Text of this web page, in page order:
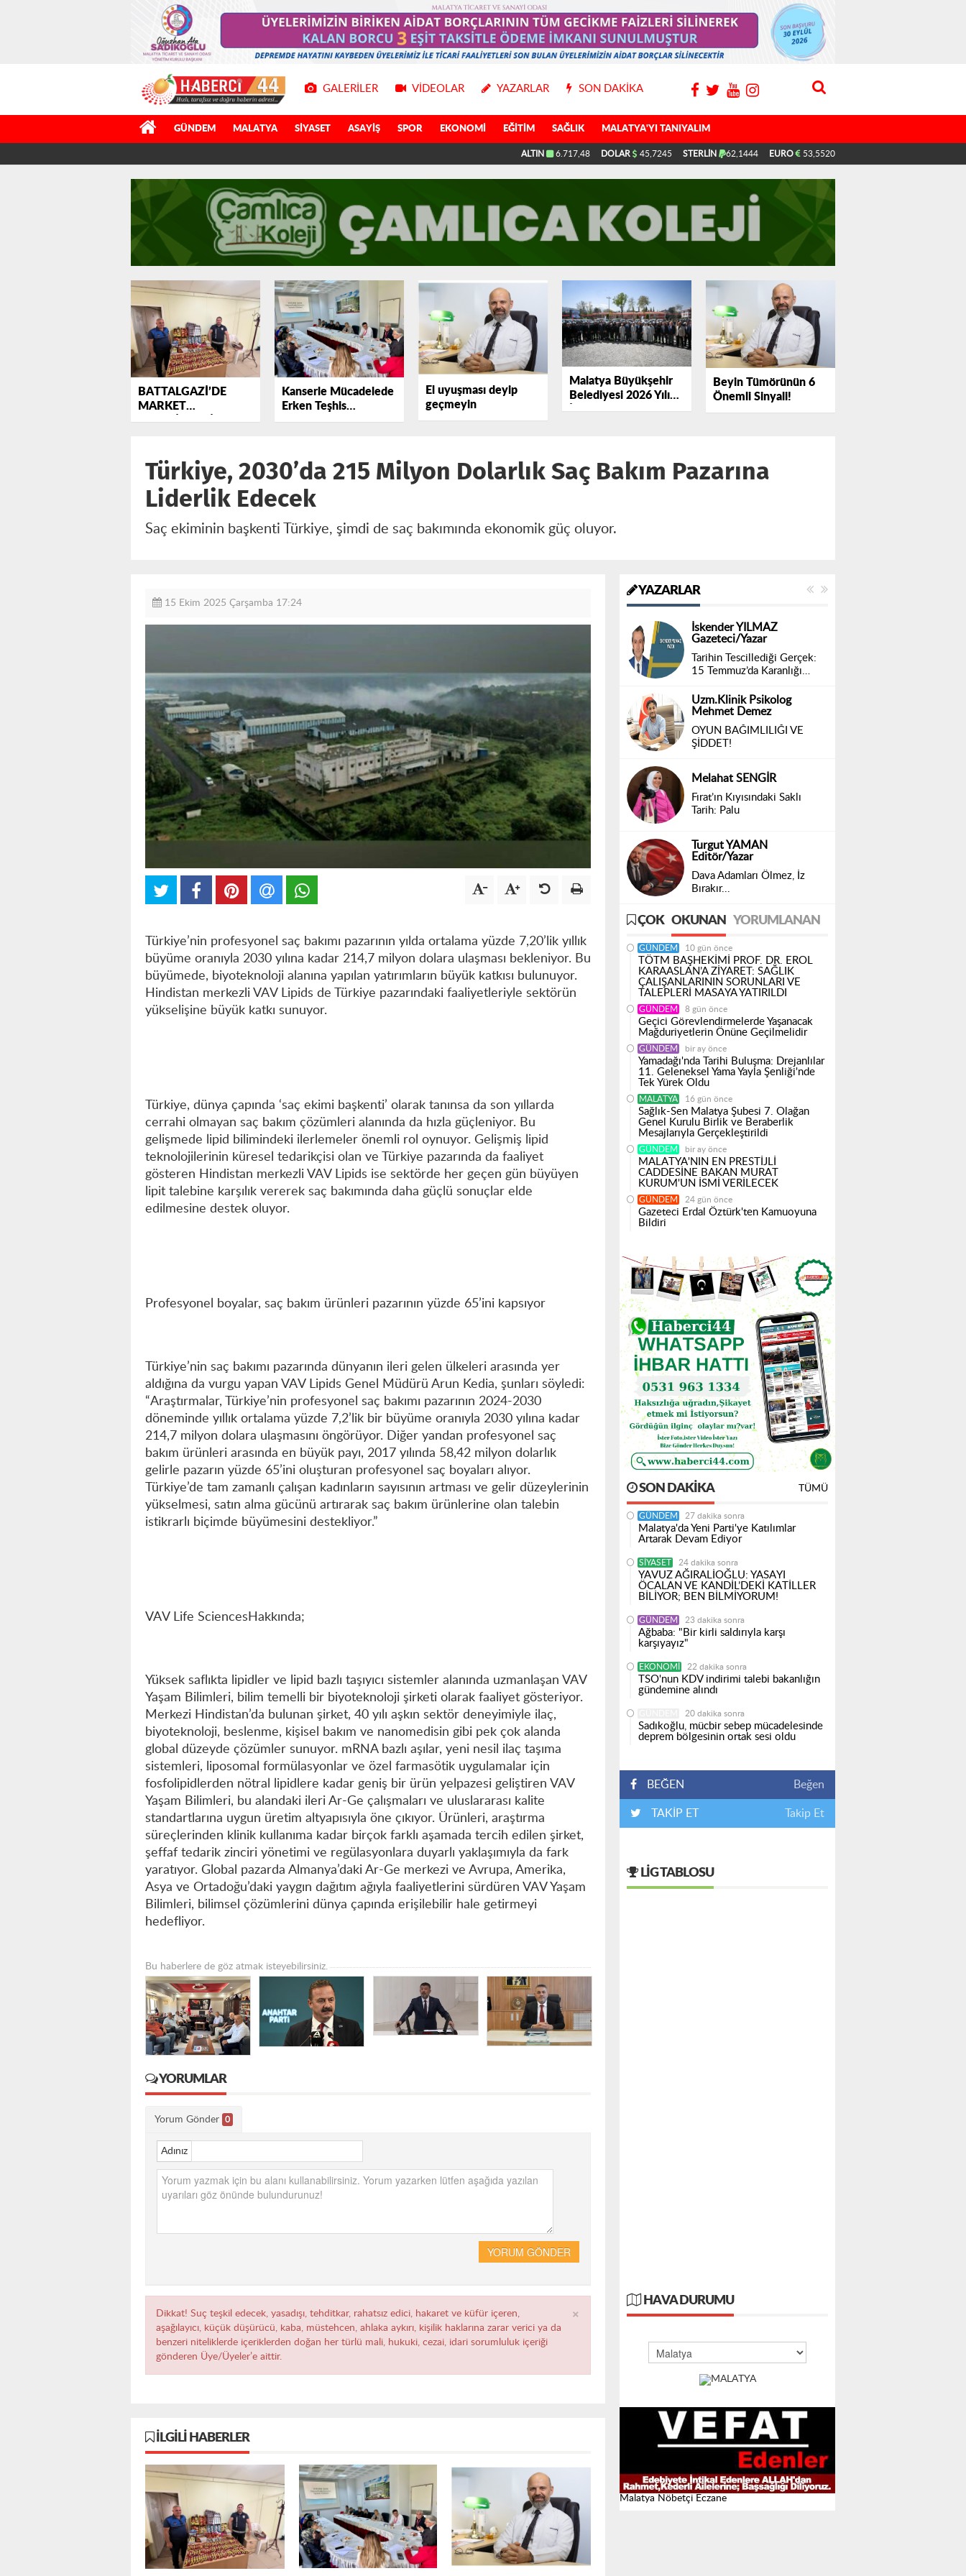
GALERILER VIDEOLAR YAZARLAR SON DAKIKA
GÜNDEM MALATYA SIYASET ASAYIŞ SPOR EKONOMI EĞITIM SAĞLIK MALATYA'YI TANIYALIM
ALTIN 6.717,48 DOLAR 45,7245 STERLİN 62,1444 EURO 53,5520
BATTALGAZİ’DE
MARKET
DENETİMLERİNDE
KONULDU
Kanserle Mücadelede
Erken Teşhis
Seferberliği
El uyuşması deyip
geçmeyin
Malatya Büyükşehir
Belediyesi 2026 Yılı
İlaçlama Sezonunu
Beyin Tümörünün 6
Önemli Sinyali!
Türkiye, 2030’da 215 Milyon Dolarlık Saç Bakım Pazarına
Liderlik Edecek
Saç ekiminin başkenti Türkiye, şimdi de saç bakımında ekonomik güç oluyor.
15 Ekim 2025 Çarşamba 17:24
Türkiye’nin profesyonel saç bakımı pazarının yılda ortalama yüzde 7,20’lik yıllık
büyüme oranıyla 2030 yılına kadar 214,7 milyon dolara ulaşması bekleniyor. Bu
büyümede, biyoteknoloji alanına yapılan yatırımların büyük katkısı bulunuyor.
Hindistan merkezli VAV Lipids de Türkiye pazarındaki faaliyetleriyle sektörün
yükselişine büyük katkı sunuyor.
Türkiye, dünya çapında ‘saç ekimi başkenti’ olarak tanınsa da son yıllarda
cerrahi olmayan saç bakım çözümleri alanında da hızla güçleniyor. Bu
gelişmede lipid bilimindeki ilerlemeler önemli rol oynuyor. Gelişmiş lipid
teknolojilerinin küresel tedarikçisi olan ve Türkiye pazarında da faaliyet
gösteren Hindistan merkezli VAV Lipids ise sektörde her geçen gün büyüyen
lipit talebine karşılık vererek saç bakımında daha güçlü sonuçlar elde
edilmesine destek oluyor.
Profesyonel boyalar, saç bakım ürünleri pazarının yüzde 65’ini kapsıyor
Türkiye’nin saç bakımı pazarında dünyanın ileri gelen ülkeleri arasında yer
aldığına da vurgu yapan VAV Lipids Genel Müdürü Arun Kedia, şunları söyledi:
“Araştırmalar, Türkiye’nin profesyonel saç bakımı pazarının 2024-2030
döneminde yıllık ortalama yüzde 7,2’lik bir büyüme oranıyla 2030 yılına kadar
214,7 milyon dolara ulaşmasını öngörüyor. Diğer yandan profesyonel saç
bakım ürünleri arasında en büyük payı, 2017 yılında 58,42 milyon dolarlık
gelirle pazarın yüzde 65’ini oluşturan profesyonel saç boyaları alıyor.
Türkiye’de tam zamanlı çalışan kadınların sayısının artması ve gelir düzeylerinin
yükselmesi, satın alma gücünü artırarak saç bakım ürünlerine olan talebin
istikrarlı biçimde büyümesini destekliyor.”
VAV Life SciencesHakkında;
Yüksek saflıkta lipidler ve lipid bazlı taşıyıcı sistemler alanında uzmanlaşan VAV
Yaşam Bilimleri, bilim temelli bir biyoteknoloji şirketi olarak faaliyet gösteriyor.
Merkezi Hindistan’da bulunan şirket, 40 yılı aşkın sektör deneyimiyle ilaç,
biyoteknoloji, beslenme, kişisel bakım ve nanomedisin gibi pek çok alanda
global düzeyde çözümler sunuyor. mRNA bazlı aşılar, yeni nesil ilaç taşıma
sistemleri, liposomal formülasyonlar ve özel farmasötik uygulamalar için
fosfolipidlerden nötral lipidlere kadar geniş bir ürün yelpazesi geliştiren VAV
Yaşam Bilimleri, bu alandaki ileri Ar-Ge çalışmaları ve uluslararası kalite
standartlarına uygun üretim altyapısıyla öne çıkıyor. Ürünleri, araştırma
süreçlerinden klinik kullanıma kadar birçok farklı aşamada tercih edilen şirket,
şeffaf tedarik zinciri yönetimi ve regülasyonlara duyarlı yaklaşımıyla da fark
yaratıyor. Global pazarda Almanya’daki Ar-Ge merkezi ve Avrupa, Amerika,
Asya ve Ortadoğu’daki yaygın dağıtım ağıyla faaliyetlerini sürdüren VAV Yaşam
Bilimleri, bilimsel çözümlerini dünya çapında erişilebilir hale getirmeyi
hedefliyor.
Bu haberlere de göz atmak isteyebilirsiniz.
YORUMLAR
Yorum Gönder 0
Adınız
YORUM GÖNDER
×
Dikkat! Suç teşkil edecek, yasadışı, tehditkar, rahatsız edici, hakaret ve küfür içeren,
aşağılayıcı, küçük düşürücü, kaba, müstehcen, ahlaka aykırı, kişilik haklarına zarar verici ya da
benzeri niteliklerde içeriklerden doğan her türlü mali, hukuki, cezai, idari sorumluluk içeriği
gönderen Üye/Üyeler’e aittir.
İLGILI HABERLER
YAZARLAR
İskender YILMAZ
Gazeteci/Yazar
Tarihin Tescillediği Gerçek:
15 Temmuz’da Karanlığı
Uzm.Klinik Psikolog
Mehmet Demez
OYUN BAĞIMLILIĞI VE
ŞİDDET!
Melahat SENGİR
Fırat’ın Kıyısındaki Saklı
Tarih: Palu
Turgut YAMAN
Editör/Yazar
Dava Adamları Ölmez, İz
Bırakır...
ÇOK OKUNAN YORUMLANAN
GÜNDEM 10 gün önce
TÖTM BAŞHEKİMİ PROF. DR. EROL
KARAASLAN’A ZİYARET: SAĞLIK
ÇALIŞANLARININ SORUNLARI VE
TALEPLERİ MASAYA YATIRILDI
GÜNDEM 8 gün önce
Geçici Görevlendirmelerde Yaşanacak
Mağduriyetlerin Önüne Geçilmelidir
GÜNDEM bir ay önce
Yamadağı'nda Tarihi Buluşma: Drejanlılar
11. Geleneksel Yama Yayla Şenliği'nde
Tek Yürek Oldu
MALATYA 16 gün önce
Sağlık-Sen Malatya Şubesi 7. Olağan
Genel Kurulu Birlik ve Beraberlik
Mesajlarıyla Gerçekleştirildi
GÜNDEM bir ay önce
MALATYA'NIN EN PRESTİJLİ
CADDESİNE BAKAN MURAT
KURUM'UN İSMİ VERİLECEK
GÜNDEM 24 gün önce
Gazeteci Erdal Öztürk'ten Kamuoyuna
Bildiri
SON DAKIKA TÜMÜ
GÜNDEM 27 dakika sonra
Malatya'da Yeni Parti'ye Katılımlar
Artarak Devam Ediyor
SIYASET 24 dakika sonra
YAVUZ AĞIRALİOĞLU: YASAYI
ÖCALAN VE KANDİL’DEKİ KATİLLER
BİLİYOR; BEN BİLMİYORUM!
GÜNDEM 23 dakika sonra
Ağbaba: "Bir kirli saldırıyla karşı
karşıyayız"
EKONOMI 22 dakika sonra
TSO'nun KDV indirimi talebi bakanlığın
gündemine alındı
20 dakika sonra
Sadıkoğlu, mücbir sebep mücadelesinde
deprem bölgesinin ortak sesi oldu
BEĞEN Beğen
TAKİP ET Takip Et
LIG TABLOSU
HAVA DURUMU
Malatya Nöbetçi Eczane